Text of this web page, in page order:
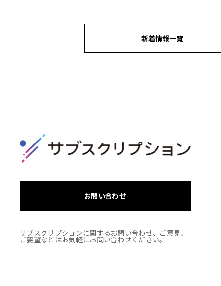
新着情報一覧
お問い合わせ
サブスクリプションに関するお問い合わせ、ご意見、
ご要望などはお気軽にお問い合わせください。